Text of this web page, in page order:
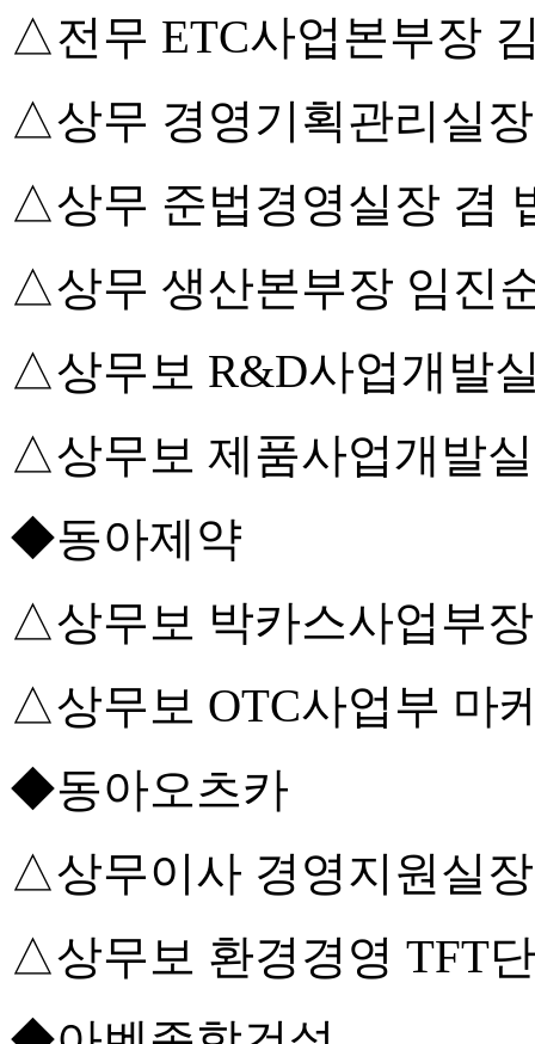
△전무 ETC사업본부장
△상무 경영기획관리실
△상무 준법경영실장 겸
△상무 생산본부장 임진
△상무보 R&D사업개발
△상무보 제품사업개발
◆동아제약
△상무보 박카스사업부
△상무보 OTC사업부 마
◆동아오츠카
△상무이사 경영지원실
△상무보 환경경영 TFT